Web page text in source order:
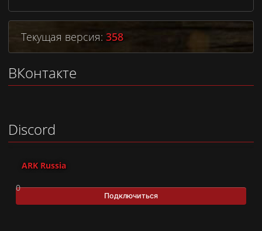
Текущая версия: 358
ВКонтакте
Discord
ARK Russia
0
Подключиться